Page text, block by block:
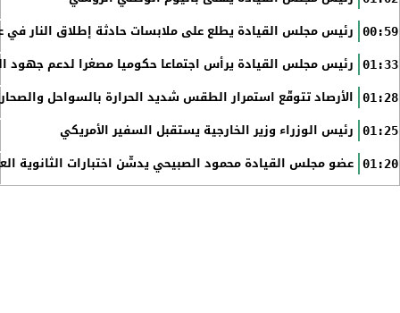
00:59 رئيس مجلس القيادة يطلع على ملابسات حادثة إطلاق النار في
01:33 رئيس مجلس القيادة يرأس اجتماعا حكوميا مصغرا لدعم جهود
01:28 الأرصاد تتوقّع استمرار الطقس شديد الحرارة بالسواحل
01:25 رئيس الوزراء وزير الخارجية يستقبل السفير الأمريكي
01:20 عضو مجلس القيادة محمود الصبيحي يدشّن اختبارات الثانوية